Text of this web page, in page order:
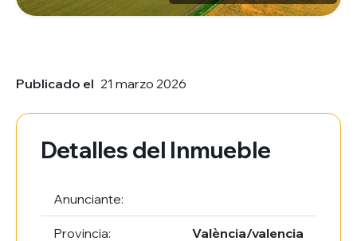
Publicado el 21 marzo 2026
Detalles del Inmueble
Anunciante:
Provincia: València/valencia